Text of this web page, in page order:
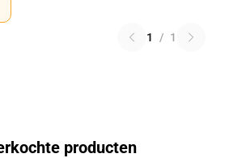
1 / 1
producten